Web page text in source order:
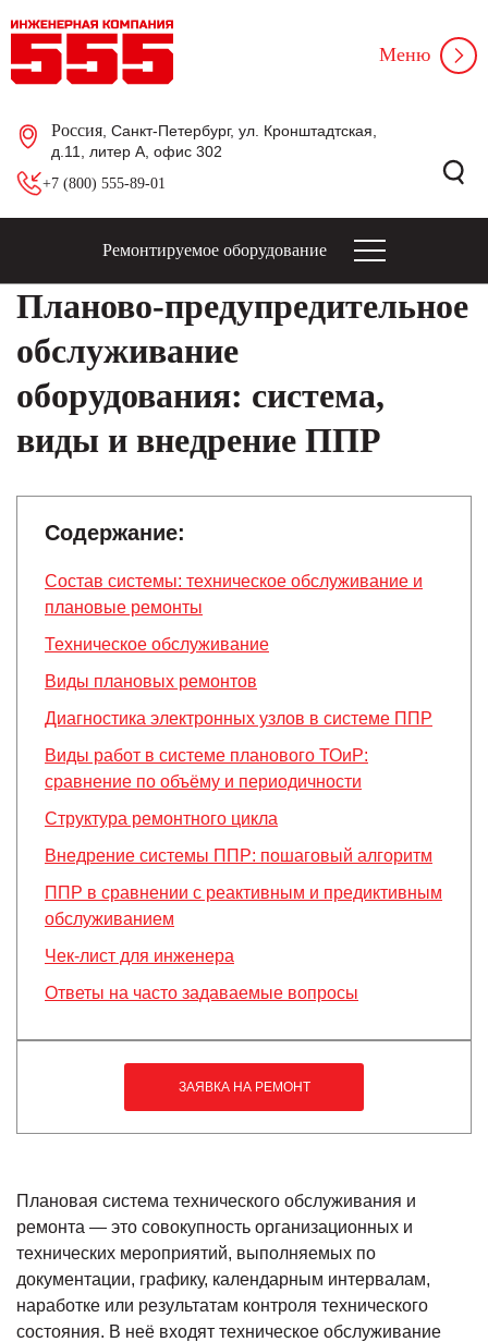
Россия , Санкт-Петербург, ул. Кронштадтская,
д.11, литер А, офис 302
+7 (800) 555-89-01
Меню
Ремонтируемое оборудование
Планово-предупредительное
обслуживание
оборудования: система,
виды и внедрение ППР
Содержание:
Состав системы: техническое обслуживание и
плановые ремонты
Техническое обслуживание
Виды плановых ремонтов
Диагностика электронных узлов в системе ППР
Виды работ в системе планового ТОиР:
сравнение по объёму и периодичности
Структура ремонтного цикла
Внедрение системы ППР: пошаговый алгоритм
ППР в сравнении с реактивным и предиктивным
обслуживанием
Чек-лист для инженера
Ответы на часто задаваемые вопросы
ЗАЯВКА НА РЕМОНТ
Плановая система технического обслуживания и
ремонта — это совокупность организационных и
технических мероприятий, выполняемых по
документации, графику, календарным интервалам,
наработке или результатам контроля технического
состояния. В неё входят техническое обслуживание